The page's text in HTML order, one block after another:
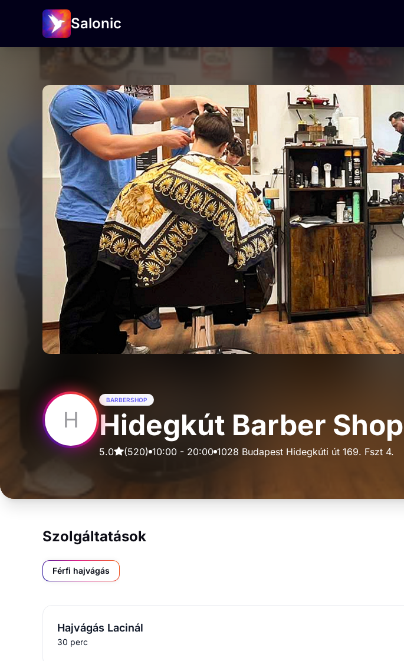
Salonic
H
BARBERSHOP
Hidegkút Barber Shop
5.0 (520) 10:00- 20:00 1028 Budapest Hidegkúti út 169. Fszt 4.
Szolgáltatások
Férfi hajvágás
Hajvágás Lacinál
30 perc